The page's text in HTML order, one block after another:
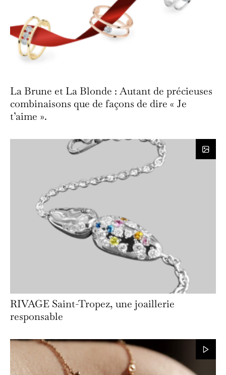
La Brune et La Blonde : Autant de précieuses
combinaisons que de façons de dire « Je
t’aime ».
RIVAGE Saint-Tropez, une joaillerie
responsable